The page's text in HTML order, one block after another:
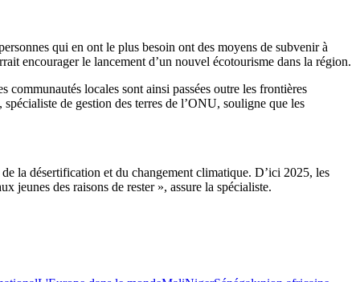
qui en ont le plus besoin ont des moyens de subvenir à
encourager le lancement d’un nouvel écotourisme dans la région.
locales sont ainsi passées outre les frontières
de gestion des terres de l’ONU, souligne que les
la désertification et du changement climatique. D’ici 2025, les
jeunes des raisons de rester », assure la spécialiste.